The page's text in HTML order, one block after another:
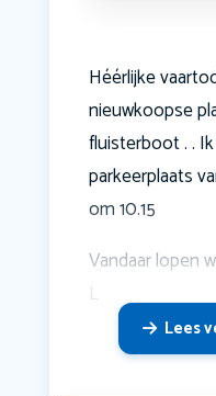
Héérlijke
nieuwkoopse
fluisterboot . .
parkeerplaats
om 10.15
Vandaar lopen
L
Lees